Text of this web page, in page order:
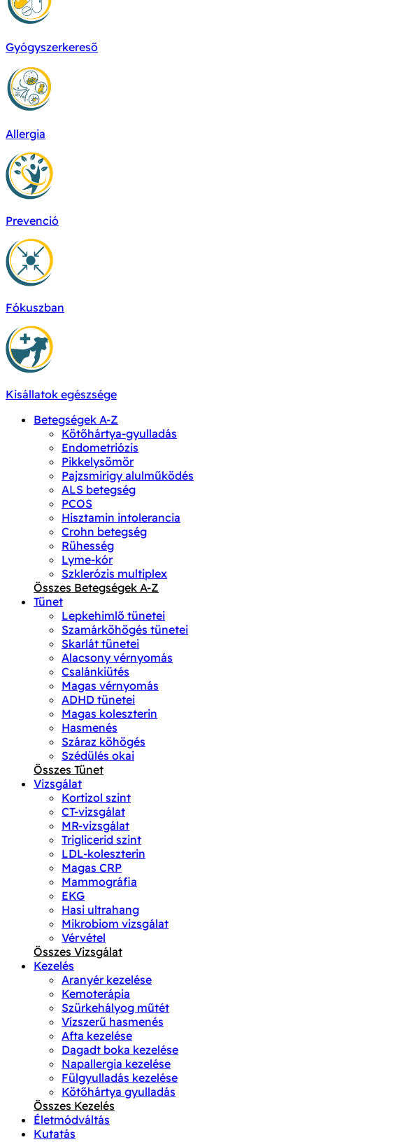
Gyógyszerkereső
Allergia
Prevenció
Fókuszban
Kisállatok egészsége
Betegségek A-Z
Kötőhártya-gyulladás
Endometriózis
Pikkelysömör
Pajzsmirigy alulműködés
ALS betegség
PCOS
Hisztamin intolerancia
Crohn betegség
Rühesség
Lyme-kór
Szklerózis multiplex
Összes Betegségek A-Z
Tünet
Lepkehimlő tünetei
Szamárköhögés tünetei
Skarlát tünetei
Alacsony vérnyomás
Csalánkiütés
Magas vérnyomás
ADHD tünetei
Magas koleszterin
Hasmenés
Száraz köhögés
Szédülés okai
Összes Tünet
Vizsgálat
Kortizol szint
CT-vizsgálat
MR-vizsgálat
Triglicerid szint
LDL-koleszterin
Magas CRP
Mammográfia
EKG
Hasi ultrahang
Mikrobiom vizsgálat
Vérvétel
Összes Vizsgálat
Kezelés
Aranyér kezelése
Kemoterápia
Szürkehályog műtét
Vízszerű hasmenés
Afta kezelése
Dagadt boka kezelése
Napallergia kezelése
Fülgyulladás kezelése
Kötőhártya gyulladás
Összes Kezelés
Életmódváltás
Kutatás